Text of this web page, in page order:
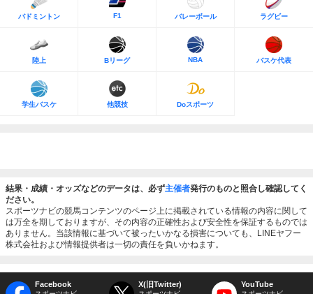
バドミントン F1 バレーボール ラグビー
陸上 Bリーグ NBA バスケ代表
学生バスケ 他競技 Doスポーツ
結果・成績・オッズなどのデータは、必ず主催者発行のものと照合し確認してく
ださい。
スポーツナビの競馬コンテンツのページ上に掲載されている情報の内容に関して
は万全を期しておりますが、その内容の正確性および安全性を保証するものでは
ありません。当該情報に基づいて被ったいかなる損害についても、LINEヤフー
株式会社および情報提供者は一切の責任を負いかねます。
Facebook X(旧Twitter) YouTube